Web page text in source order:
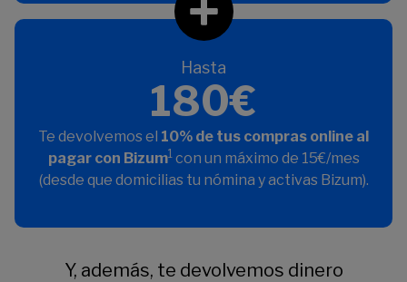
Hasta
180€
Te devolvemos el 10% de tus compras online al
pagar con Bizum1con un máximo de 15€/mes
(desde que domicilias tu nómina y activas Bizum).
Y, además, te devolvemos dinero